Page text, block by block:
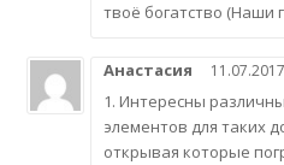
твоё богатство (Наши
Анастасия
1. Интересны
элементов для таких
открывая которые